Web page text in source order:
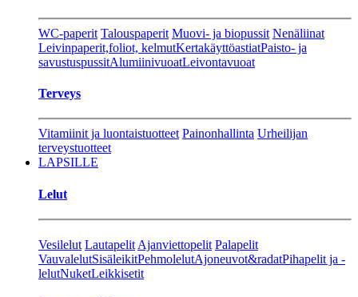
WC-paperit Talouspaperit Muovi- ja biopussit Nenäliinat
Leivinpaperit,foliot, kelmutKertakäyttöastiatPaisto- ja
savustuspussitAlumiinivuoatLeivontavuoat
Terveys
Vitamiinit ja luontaistuotteet Painonhallinta Urheilijan
terveystuotteet
LAPSILLE
Lelut
Vesilelut Lautapelit Ajanviettopelit Palapelit
VauvalelutSisäleikitPehmolelutAjoneuvot&radatPihapelit ja -
lelutNuketLeikkisetit